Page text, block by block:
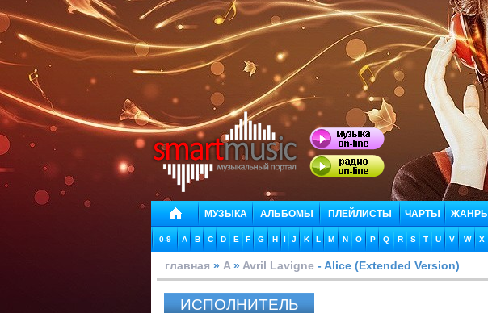
МУЗЫКА АЛЬБОМЫ ПЛЕЙЛИСТЫ ЧАРТЫ ЖАНРЫ
0-9 A B C D E F G H I J K L M N O P Q R S T U V W X
главная » A » Avril Lavigne - Alice (Extended Version)
ИСПОЛНИТЕЛЬ